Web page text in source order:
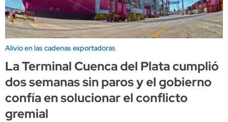
Alivio en las cadenas exportadoras
La Terminal Cuenca del Plata cumplió
dos semanas sin paros y el gobierno
confía en solucionar el conflicto
gremial